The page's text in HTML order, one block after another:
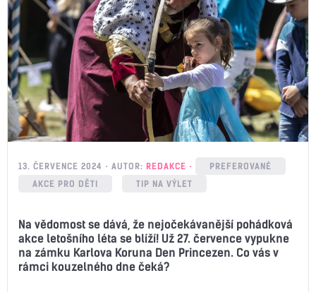
13. ČERVENCE 2024 AUTOR: REDAKCE
PREFEROVANÉ
AKCE PRO DĚTI
TIP NA VÝLET
Na vědomost se dává, že nejočekávanější pohádková
akce letošního léta se blíží! Už 27. července vypukne
na zámku Karlova Koruna Den Princezen. Co vás v
rámci kouzelného dne čeká?